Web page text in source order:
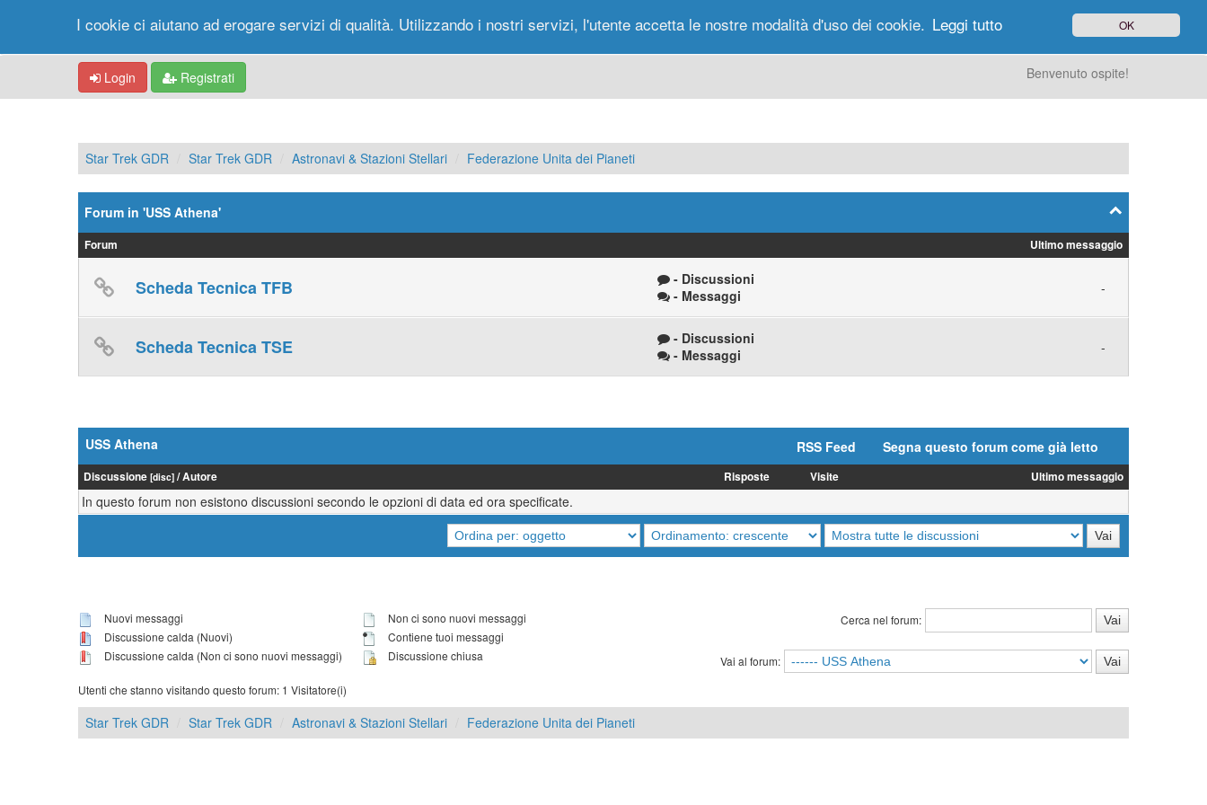
Portale Forum Nuovi Messaggi Messaggi di Oggi Ricerca Utenti
Login Registrati Benvenuto ospite!
Star Trek GDR Star Trek GDR Astronavi & Stazioni Stellari Federazione Unita dei Pianeti
Forum in 'USS Athena'
Forum Ultimo messaggio
Scheda Tecnica TFB
- Discussioni
- Messaggi
-
Scheda Tecnica TSE
- Discussioni
- Messaggi
-
USS Athena RSS Feed Segna questo forum come già letto
Discussione [disc] /Autore Risposte Visite Ultimo messaggio
In questo forum non esistono discussioni secondo le opzioni di data ed ora specificate.
Nuovi messaggi
Discussione calda (Nuovi)
Discussione calda (Non ci sono nuovi messaggi)
Non ci sono nuovi messaggi
Contiene tuoi messaggi
Discussione chiusa
Cerca nel forum:
Vai al forum:
Utenti che stanno visitando questo forum: 1 Visitatore(i)
Star Trek GDR Star Trek GDR Astronavi & Stazioni Stellari Federazione Unita dei Pianeti
I cookie ci aiutano ad erogare servizi di qualità. Utilizzando i nostri servizi, l'utente accetta le nostre modalità d'uso dei cookie. Leggi tutto OK